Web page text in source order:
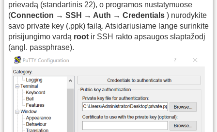
prievadą (standartinis 22), o programos nustatymuose
(Connection → SSH → Auth → Credentials ) nurodykite
savo private key (.ppk) failą. Atsidariusiame lange surinkite
prisijungimo vardą root ir SSH rakto apsaugos slaptažodį
(angl. passphrase).